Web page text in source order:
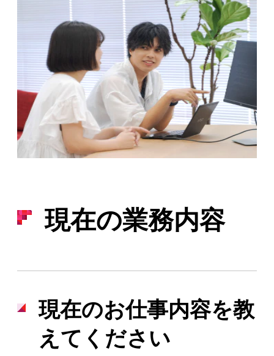
現在の業務内容
現在のお仕事内容を教
えてください